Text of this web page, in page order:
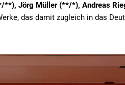
Jörg Müller (**/*), Andreas
das damit zugleich in das